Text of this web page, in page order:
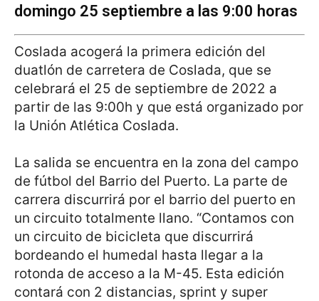
domingo 25 septiembre a las 9:00 horas
Coslada acogerá la primera edición del
duatlón de carretera de Coslada, que se
celebrará el 25 de septiembre de 2022 a
partir de las 9:00h y que está organizado por
la Unión Atlética Coslada.
La salida se encuentra en la zona del campo
de fútbol del Barrio del Puerto. La parte de
carrera discurrirá por el barrio del puerto en
un circuito totalmente llano. “Contamos con
un circuito de bicicleta que discurrirá
bordeando el humedal hasta llegar a la
rotonda de acceso a la M-45. Esta edición
contará con 2 distancias, sprint y super